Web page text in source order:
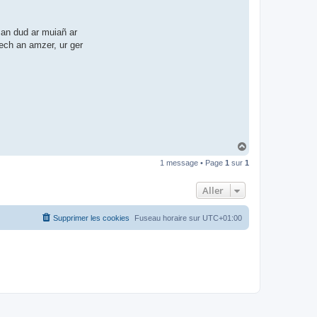
dud ar muiañ ar
an amzer, ur ger
u
1 message • Page 1 sur 1
Aller
Fuseau horaire sur UTC+01:00
Supprimer les cookies